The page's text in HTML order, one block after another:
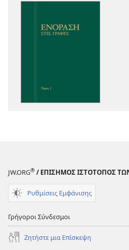
JW.ORG® / ΕΠΙΣΗΜΟΣ ΙΣΤΟΤΟΠΟΣ
Ρυθμίσεις Εμφάνισης
Γρήγοροι Σύνδεσμοι
Ζητήστε μια Επίσκεψη